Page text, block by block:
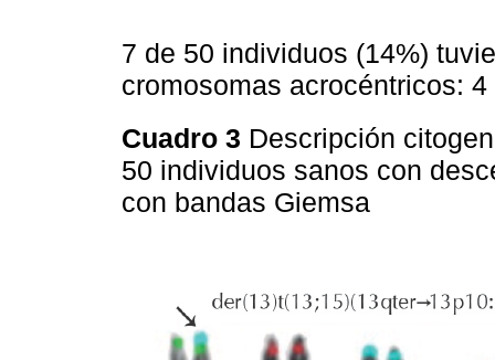
7 de 50 individuos (14%)
cromosomas acrocéntricos:
Cuadro 3 Descripción
50 individuos sanos con
con bandas Giemsa